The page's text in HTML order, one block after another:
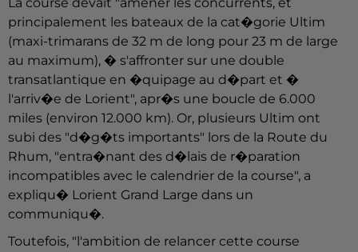
principalement les bateaux de la cat�gorie Ultim
(maxi-trimarans de 32 m de long pour 23 m de large
au maximum), � s'affronter sur une double
transatlantique en �quipage au d�part et �
l'arriv�e de Lorient", apr�s une boucle de 6.000
miles (environ 12.000 km). Or, plusieurs Ultim ont
subi des "d�g�ts importants" lors de la Route du
Rhum, "entra�nant des d�lais de r�paration
incompatibles avec le calendrier de la course", a
expliqu� Lorient Grand Large dans un
communiqu�.
Toutefois, "l'ambition de relancer cette course